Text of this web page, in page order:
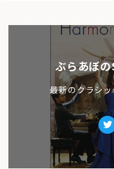
ぶらあぼ
最新のクラシ